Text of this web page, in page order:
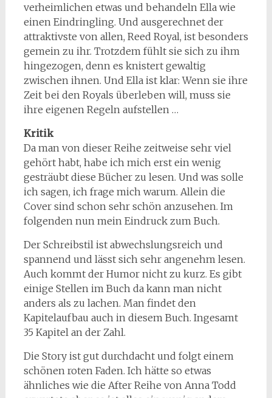
verheimlichen etwas und behandeln Ella wie
einen Eindringling. Und ausgerechnet der
attraktivste von allen, Reed Royal, ist besonders
gemein zu ihr. Trotzdem fühlt sie sich zu ihm
hingezogen, denn es knistert gewaltig
zwischen ihnen. Und Ella ist klar: Wenn sie ihre
Zeit bei den Royals überleben will, muss sie
ihre eigenen Regeln aufstellen …
Kritik
Da man von dieser Reihe zeitweise sehr viel
gehört habt, habe ich mich erst ein wenig
gesträubt diese Bücher zu lesen. Und was solle
ich sagen, ich frage mich warum. Allein die
Cover sind schon sehr schön anzusehen. Im
folgenden nun mein Eindruck zum Buch.
Der Schreibstil ist abwechslungsreich und
spannend und lässt sich sehr angenehm lesen.
Auch kommt der Humor nicht zu kurz. Es gibt
einige Stellen im Buch da kann man nicht
anders als zu lachen. Man findet den
Kapitelaufbau auch in diesem Buch. Ingesamt
35 Kapitel an der Zahl.
Die Story ist gut durchdacht und folgt einem
schönen roten Faden. Ich hätte so etwas
ähnliches wie die After Reihe von Anna Todd